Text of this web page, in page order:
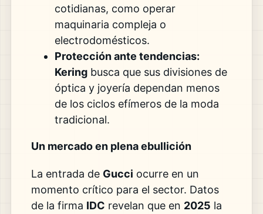
cotidianas, como operar
maquinaria compleja o
electrodomésticos.
Protección ante tendencias:
Keringbusca que sus divisiones de
óptica y joyería dependan menos
de los ciclos efímeros de la moda
tradicional.
Un mercado en plena ebullición
La entrada de Gucci ocurre en un
momento crítico para el sector. Datos
de la firma IDC revelan que en 2025 la